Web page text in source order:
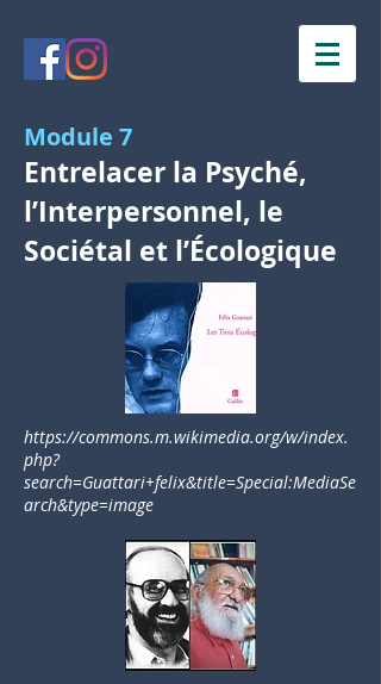
Module 7
Entrelacer la Psyché,
l’Interpersonnel, le
Sociétal et l’Écologique
https://commons.m.wikimedia.org/w/index.
php?
search=Guattari+felix&title=Special:MediaSe
arch&type=image